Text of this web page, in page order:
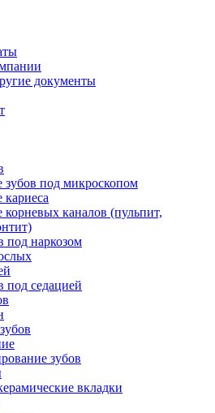
документы
зубов под микроскопом
кариеса
корневых каналов (пульпит,
под наркозом
под седацией
зубов
вкладки